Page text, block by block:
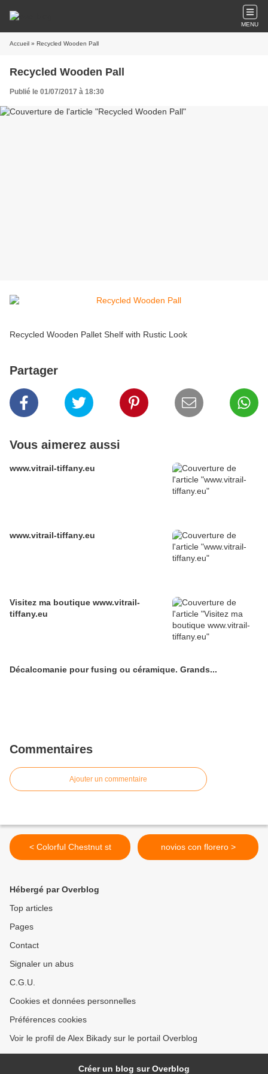
MENU
Accueil » Recycled Wooden Pall
Recycled Wooden Pall
Publié le 01/07/2017 à 18:30
Recycled Wooden Pallet Shelf with Rustic Look
Partager
Vous aimerez aussi
www.vitrail-tiffany.eu
www.vitrail-tiffany.eu
Visitez ma boutique www.vitrail-
tiffany.eu
Décalcomanie pour fusing ou céramique. Grands...
Commentaires
Ajouter un commentaire
< Colorful Chestnut st novios con florero >
Hébergé par Overblog
Top articles
Pages
Contact
Signaler un abus
C.G.U.
Cookies et données personnelles
Préférences cookies
Voir le profil de Alex Bikady sur le portail Overblog
Créer un blog sur Overblog